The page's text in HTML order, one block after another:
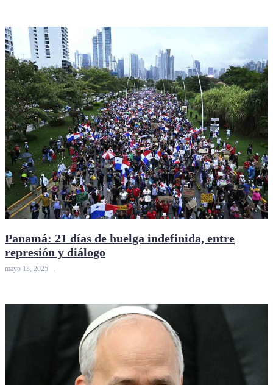
Panamá: 21 días de huelga indefinida, entre
represión y diálogo
mayo 13, 2025